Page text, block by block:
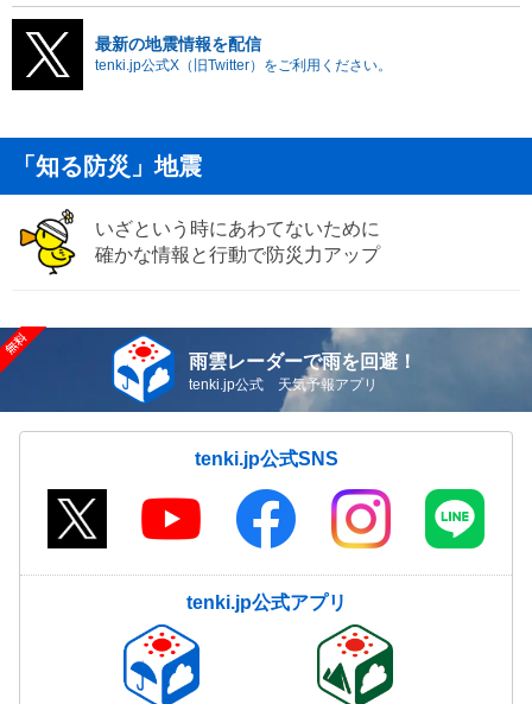
最新の地震情報を配信
tenki.jp公式X（旧Twitter）をご利用ください。
「知る防災」地震
いざという時にあわてないために
確かな情報と行動で防災力アップ
雨雲レーダーで雨を回避！
tenki.jp公式 天気予報アプリ
tenki.jp公式SNS
tenki.jp公式アプリ